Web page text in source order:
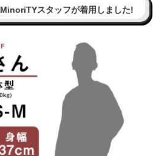
MinoriTYスタッフが着用しました!